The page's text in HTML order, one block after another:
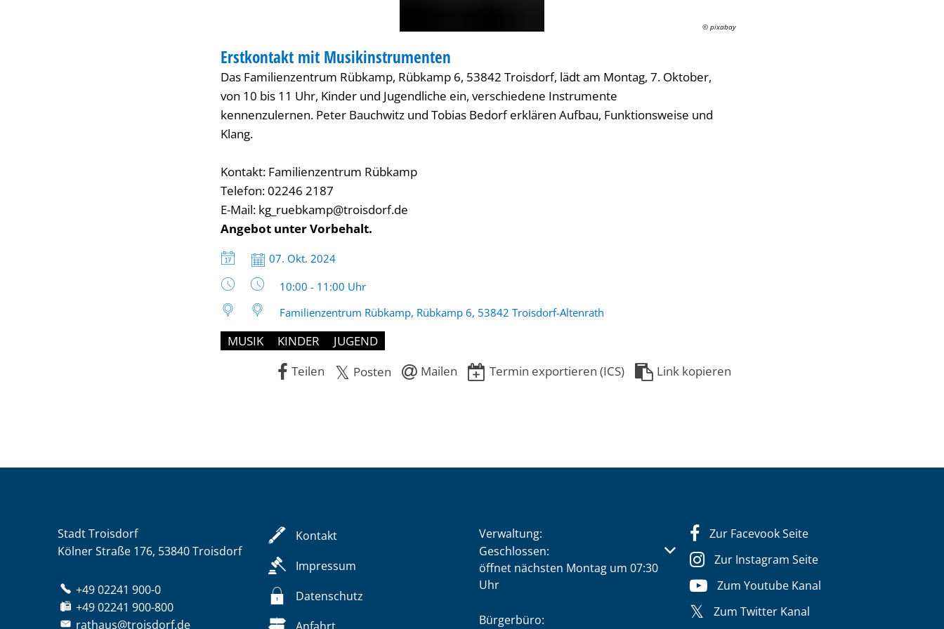
© pixabay
KATEGORIE: FAMILIENZENTRUM / KITA
Erstkontakt mit Musikinstrumenten
Das Familienzentrum Rübkamp, Rübkamp 6, 53842 Troisdorf, lädt am Montag, 7. Oktober,
von 10 bis 11 Uhr, Kinder und Jugendliche ein, verschiedene Instrumente
kennenzulernen. Peter Bauchwitz und Tobias Bedorf erklären Aufbau, Funktionsweise und
Klang.
Kontakt: Familienzentrum Rübkamp
Telefon: 02246 2187
E-Mail: kg_ruebkamp@troisdorf.de
Angebot unter Vorbehalt.
Datum:
07. Okt. 2024
Uhrzeit:
10:00 - 11:00 Uhr
Familienzentrum Rübkamp, Rübkamp 6, 53842 Troisdorf-Altenrath
MUSIK KINDER
JUGEND
Teilen
Posten Mailen Termin exportieren (ICS) Link kopieren
Stadt Troisdorf
Kölner Straße 176, 53840 Troisdorf
+49 02241 900-0
+49 02241 900-800
rathaus@troisdorf.de
Kontakt
Impressum
Datenschutz
Verwaltung:
Klicken, um weitere Öffnungs- oder Schließzeiten auszublenden
Geschlossen:
öffnet nächsten Montag um 07:30
Uhr
Bürgerbüro:
Zur Facevook Seite
Zur Instagram Seite
Zum Youtube Kanal
Zum Twitter Kanal